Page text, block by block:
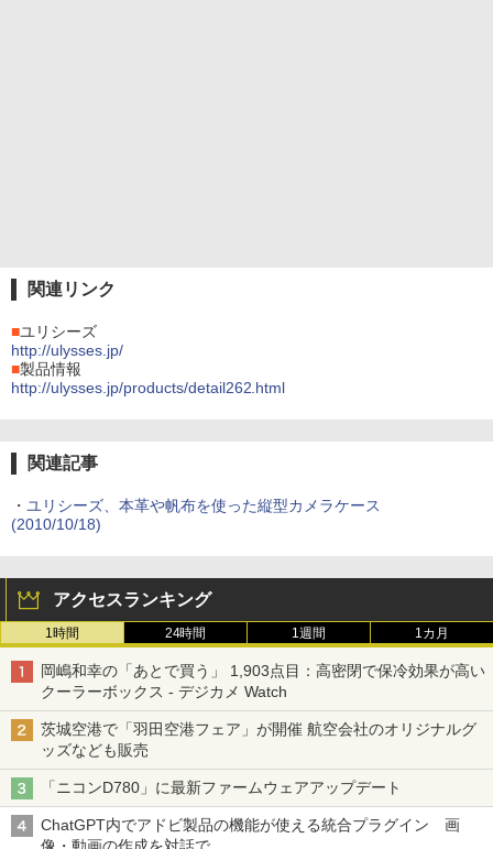
関連リンク
■ユリシーズ
http://ulysses.jp/
■製品情報
http://ulysses.jp/products/detail262.html
関連記事
・ ユリシーズ、本革や帆布を使った縦型カメラケース
(2010/10/18)
アクセスランキング
1時間 24時間 1週間 1カ月
岡嶋和幸の「あとで買う」 1,903点目：高密閉で保冷効果が高い
クーラーボックス - デジカメ Watch
茨城空港で「羽田空港フェア」が開催 航空会社のオリジナルグ
ッズなども販売
「ニコンD780」に最新ファームウェアアップデート
ChatGPT内でアドビ製品の機能が使える統合プラグイン 画